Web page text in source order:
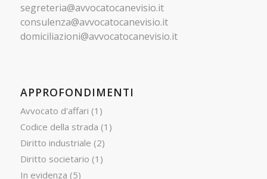
segreteria@avvocatocanevisio.it
consulenza@avvocatocanevisio.it
domiciliazioni@avvocatocanevisio.it
APPROFONDIMENTI
Avvocato d'affari (1)
Codice della strada (1)
Diritto industriale (2)
Diritto societario (1)
In evidenza (5)